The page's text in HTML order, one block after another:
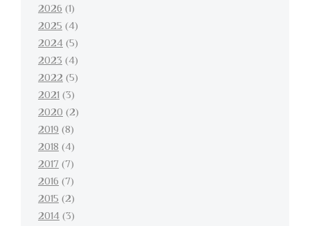
2026(1)
2025(4)
2024(5)
2023(4)
2022(5)
2021(3)
2020(2)
2019(8)
2018(4)
2017(7)
2016(7)
2015(2)
2014(3)